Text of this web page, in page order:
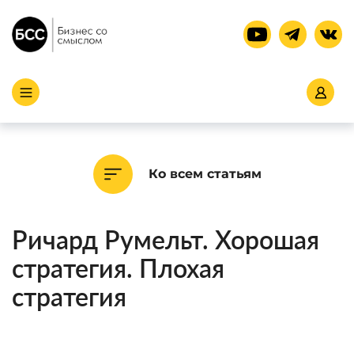
Ко всем статьям
Ричард Румельт. Хорошая
стратегия. Плохая
стратегия